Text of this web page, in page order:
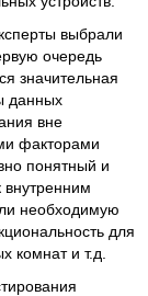
выбрали
очередь
значительная
данных
вне
факторами
понятный и
необходимую
для
комнат и т.д.